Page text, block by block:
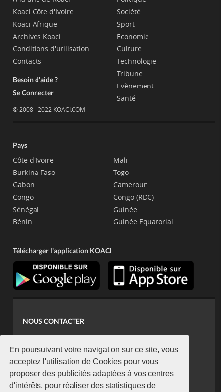
En poursuivant votre navigation sur ce site, vous
acceptez l'utilisation de Cookies pour vous
proposer des publicités adaptées à vos centres
d'intérêts, pour réaliser des statistiques de
Koaci Côte d'Ivoire
Koaci Afrique
Archives Koaci
Conditions d'utilisation
Contacts
Besoin d'aide ?
Se Connecter
© 2008 - 2022 KOACI.COM
Société
Sport
Economie
Culture
Technologie
Tribune
Evènement
Santé
Pays
Côte d'Ivoire
Burkina Faso
Gabon
Congo
Sénégal
Bénin
Mali
Togo
Cameroun
Congo (RDC)
Guinée
Guinée Equatorial
Télécharger l'application KOACI
NOUS CONTACTER
koaci@yahoo.fr
+225 07 08 85 52 93